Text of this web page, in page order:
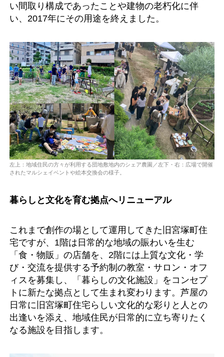
い間取り構成であったことや建物の老朽化に伴
い、2017年にその用途を終えました。
左上：地域住民の方々が利用する団地敷地内のシェア農園／左下・右：広場で開催
されたマルシェイベントや絵本交換会の様子。
暮らしと文化を育む拠点へリニューアル
これまで創作の場として運用してきた旧宮塚町住
宅ですが、1階は日常的な地域の賑わいを生む
「食・物販」の店舗を、2階には上質な文化・学
び・交流を提供する予約制の教室・サロン・オフ
ィスを募集し、「暮らしの文化施設」をコンセプ
トに新たな拠点として生まれ変わります。芦屋の
日常に旧宮塚町住宅らしい文化的な彩りと人との
出逢いを添え、地域住民が日常的に立ち寄りたく
なる施設を目指します。